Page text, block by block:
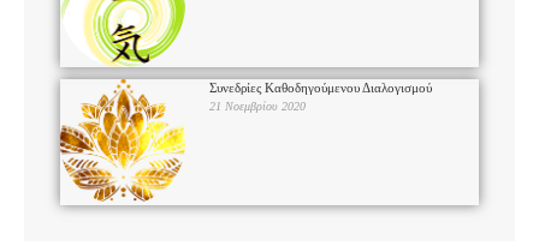
Συνεδρίες Καθοδηγούμενου Διαλογισμού
21 Νοεμβρίου 2020